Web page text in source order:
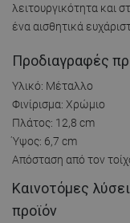
λειτουργικότητα και
ένα αισθητικά
Προδιαγραφές
Υλικό: Μέταλλο
Φινίρισμα: Χρώμιο
Πλάτος: 12,8 cm
Ύψος: 6,7 cm
Απόσταση από τον
Καινοτόμες
προϊόν